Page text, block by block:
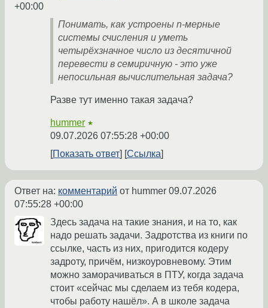
+00:00
Понимать, как устроены n-мерные
системы счисления и уметь
четырёхзначное число из десятичной
перевести в семиричную - это уже
непосильная вычислительная задача?
Разве тут именно такая задача?
hummer ★
09.07.2026 07:55:28 +00:00
Показать ответ
Ссылка
Ответ на: комментарий от hummer 09.07.2026
07:55:28 +00:00
Здесь задача на такие знания, и на то, как
надо решать задачи. Задротства из книги по
ссылке, часть из них, пригодится кодеру
задроту, причём, низкоуровневому. Этим
можно заморачиваться в ПТУ, когда задача
стоит «сейчас мы сделаем из тебя кодера,
чтобы работу нашёл». А в школе задача